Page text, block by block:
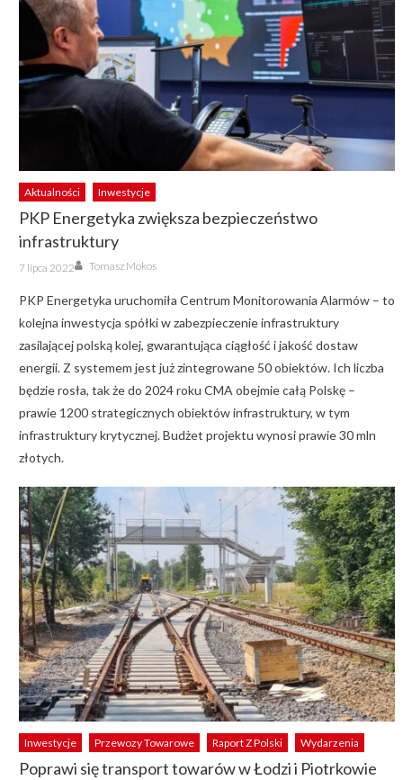
Aktualności Inwestycje
PKP Energetyka zwiększa bezpieczeństwo
infrastruktury
Posted
on
7 lipca 2022 Author
Tomasz Mokos
PKP Energetyka uruchomiła Centrum Monitorowania Alarmów – to
kolejna inwestycja spółki w zabezpieczenie infrastruktury
zasilającej polską kolej, gwarantująca ciągłość i jakość dostaw
energii. Z systemem jest już zintegrowane 50 obiektów. Ich liczba
będzie rosła, tak że do 2024 roku CMA obejmie całą Polskę –
prawie 1200 strategicznych obiektów infrastruktury, w tym
infrastruktury krytycznej. Budżet projektu wynosi prawie 30 mln
złotych.
Inwestycje Przewozy Towarowe Raport Z Polski Wydarzenia
Poprawi się transport towarów w Łodzi i Piotrkowie